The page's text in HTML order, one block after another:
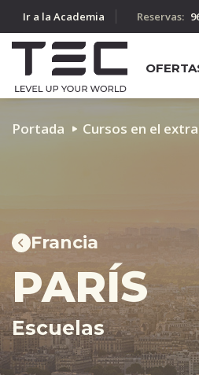
Ir a la Academia Reservas:
Portada Cursos en el
Francia
PARÍS
Escuelas